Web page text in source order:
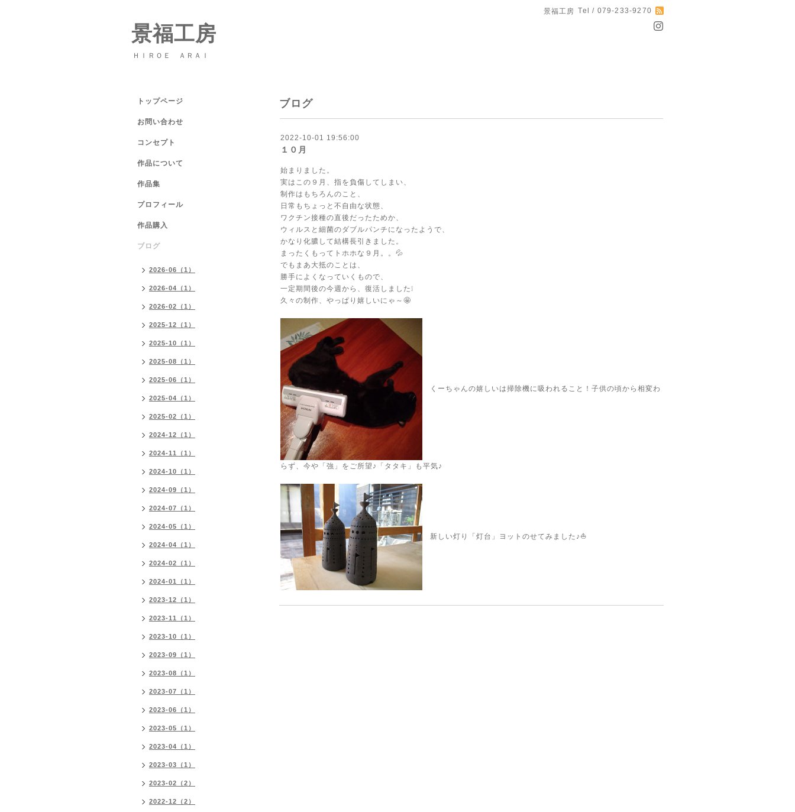
景福工房 Tel / 079-233-9270
景福工房
ＨＩＲＯＥ ＡＲＡＩ
ブログ
2022-10-01 19:56:00
１０月
始まりました。
実はこの９月、指を負傷してしまい、
制作はもちろんのこと、
日常もちょっと不自由な状態、
ワクチン接種の直後だったためか、
ウィルスと細菌のダブルパンチになったようで、
かなり化膿して結構長引きました。
まったくもってトホホな９月。。💦
でもまあ大抵のことは、
勝手によくなっていくもので、
一定期間後の今週から、復活しました❕
久々の制作、やっぱり嬉しいにゃ～🤩
くーちゃんの嬉しいは掃除機に吸われること！子供の頃から相変わ
らず、今や「強」をご所望♪「タタキ」も平気♪
新しい灯り「灯台」ヨットのせてみました♪⛵
トップページ
お問い合わせ
コンセプト
作品について
作品集
プロフィール
作品購入
ブログ
2026-06（1）
2026-04（1）
2026-02（1）
2025-12（1）
2025-10（1）
2025-08（1）
2025-06（1）
2025-04（1）
2025-02（1）
2024-12（1）
2024-11（1）
2024-10（1）
2024-09（1）
2024-07（1）
2024-05（1）
2024-04（1）
2024-02（1）
2024-01（1）
2023-12（1）
2023-11（1）
2023-10（1）
2023-09（1）
2023-08（1）
2023-07（1）
2023-06（1）
2023-05（1）
2023-04（1）
2023-03（1）
2023-02（2）
2022-12（2）